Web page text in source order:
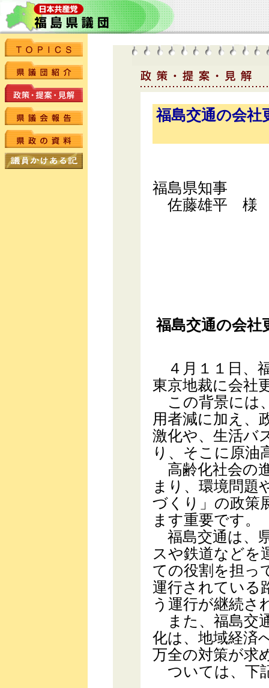
福島交通の会社
福島県知事
佐藤雄平 様
福島交通の会社
４月１１日、
東京地裁に会社
この背景には
用者減に加え、
激化や、生活バ
り、そこに原油
高齢化社会の
まり、環境問題
づくり」の政策
ます重要です。
福島交通は、
スや鉄道などを
ての役割を担っ
運行されている
う運行が継続さ
また、福島交
化は、地域経済
万全の対策が求
ついては、下